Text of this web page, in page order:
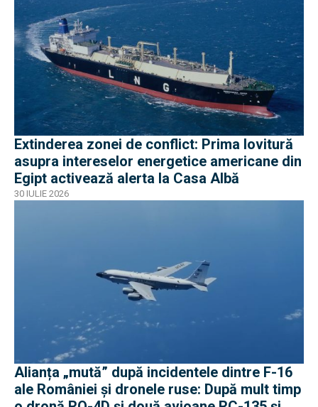
Extinderea zonei de conflict: Prima lovitură
asupra intereselor energetice americane din
Egipt activează alerta la Casa Albă
30 IULIE 2026
Alianța „mută” după incidentele dintre F-16
ale României și dronele ruse: După mult timp